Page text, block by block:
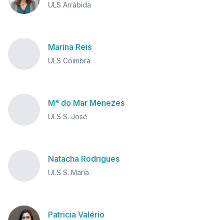
ULS Arrábida
Marina Reis
ULS Coimbra
Mª do Mar Menezes
ULS S. José
Natacha Rodrigues
ULS S. Maria
Patricia Valério